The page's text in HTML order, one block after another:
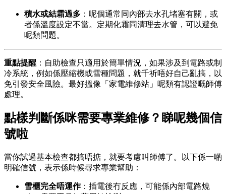
積水或結霜過多 ：呢個通常同內部去水孔堵塞有關，或
者係溫度設定不當。定期化霜同清理去水管，可以避免
呢類問題。
重點提醒 ：自助檢查只適用於簡單情況，如果涉及到電路或制
冷系統，例如係壓縮機或雪種問題，就千祈唔好自己亂搞，以
免引發安全風險。最好搵像「家電維修站」呢類有認證嘅師傅
處理。
點樣判斷係咪需要專業維修？睇呢幾個信
號啦
當你試過基本檢查都搞唔掂，就要考慮叫師傅了。以下係一啲
明確信號，表示係時候尋求專業幫助：
雪櫃完全唔運作：插電後冇反應，可能係內部電路燒